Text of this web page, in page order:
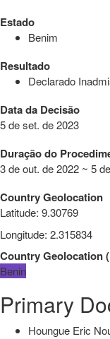
Estado
Benim
Resultado
Declarado
Data da Decisão
5 de set. de 2023
Duração do
3 de out. de 2022 ~ 5
Country Geolocation
Latitude: 9.30769
Longitude: 2.315834
Country Geolocation(
Benin
Primary
Houngue Eric